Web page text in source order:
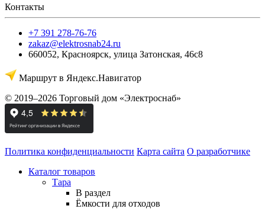
Контакты
+7 391 278-76-76
zakaz@elektrosnab24.ru
660052, Красноярск, улица Затонская, 46с8
Маршрут в Яндекс.Навигатор
© 2019–2026 Торговый дом «Электроснаб»
Политика конфиденциальности Карта сайта О разработчике
Каталог товаров
Тара
В раздел
Ёмкости для отходов